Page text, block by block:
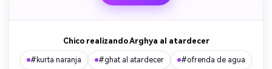
Chico realizando Arghya al atardecer
#kurta naranja #ghat al atardecer #ofrenda de agua